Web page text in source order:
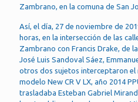
Zambrano, en la comuna de San
Así, el día, 27 de noviembre de
horas, en la intersección de las
Zambrano con Francis Drake, de
José Luis Sandoval Sáez,
otros dos sujetos interceptaron el
modelo New CR V LX, año 2014
trasladaba Esteban Gabriel